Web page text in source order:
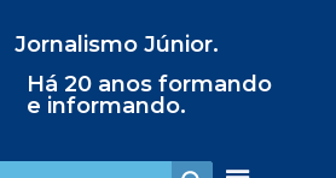
Jornalismo Júnior.
Há 20 anos formando
e informando.